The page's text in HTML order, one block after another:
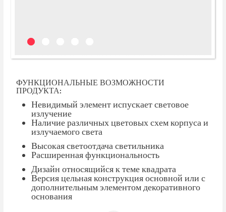
ФУНКЦИОНАЛЬНЫЕ ВОЗМОЖНОСТИ
ПРОДУКТА:
Невидимый элемент испускает световое
излучение
Наличие различных цветовых схем корпуса и
излучаемого света
Высокая светоотдача светильника
Расширенная функциональность
Дизайн относящийся к теме квадрата
Версия цельная конструкция основной или с
дополнительным элементом декоративного
основания